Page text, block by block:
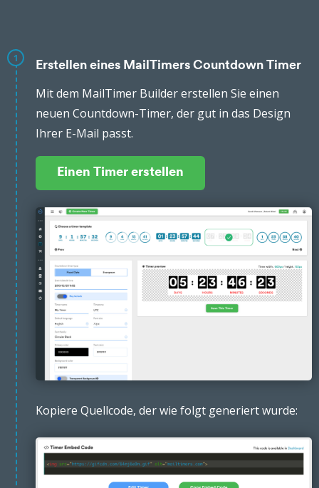
1
Erstellen eines MailTimers Countdown Timer
Mit dem MailTimer Builder erstellen Sie einen
neuen Countdown-Timer, der gut in das Design
Ihrer E-Mail passt.
Einen Timer erstellen
Kopiere Quellcode, der wie folgt generiert wurde: